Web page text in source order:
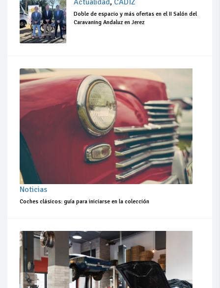
Doble de espacio y más ofertas en el II Salón del
Caravaning Andaluz en Jerez
Noticias
Coches clásicos: guía para iniciarse en la colección